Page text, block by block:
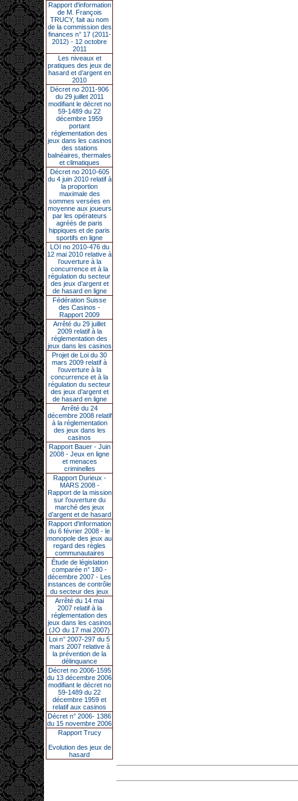
Rapport d'information
de M. François
TRUCY, fait au nom
de la commission des
finances n° 17 (2011-
2012) - 12 octobre
2011
Les niveaux et
pratiques des jeux de
hasard et d’argent en
2010
Décret no 2011-906
du 29 juillet 2011
modifiant le décret no
59-1489 du 22
décembre 1959
portant
réglementation des
jeux dans les casinos
des stations
balnéaires, thermales
et climatiques
Décret no 2010-605
du 4 juin 2010 relatif à
la proportion
maximale des
sommes versées en
moyenne aux joueurs
par les opérateurs
agréés de paris
hippiques et de paris
sportifs en ligne
LOI no 2010-476 du
12 mai 2010 relative à
l’ouverture à la
concurrence et à la
régulation du secteur
des jeux d’argent et
de hasard en ligne
Fédération Suisse
des Casinos -
Rapport 2009
Arrêté du 29 juillet
2009 relatif à la
réglementation des
jeux dans les casinos
Projet de Loi du 30
mars 2009 relatif à
l’ouverture à la
concurrence et à la
régulation du secteur
des jeux d’argent et
de hasard en ligne
Arrêté du 24
décembre 2008 relatif
à la réglementation
des jeux dans les
casinos
Rapport Bauer - Juin
2008 - Jeux en ligne
et menaces
criminelles
Rapport Durieux -
MARS 2008 -
Rapport de la mission
sur l’ouverture du
marché des jeux
d’argent et de hasard
Rapport d'information
du 6 février 2008 - le
monopole des jeux au
regard des règles
communautaires
Étude de législation
comparée n° 180 -
décembre 2007 - Les
instances de contrôle
du secteur des jeux
Arrêté du 14 mai
2007 relatif à la
réglementation des
jeux dans les casinos
(JO du 17 mai 2007)
Loi n° 2007-297 du 5
mars 2007 relative à
la prévention de la
délinquance
Décret no 2006-1595
du 13 décembre 2006
modifiant le décret no
59-1489 du 22
décembre 1959 et
relatif aux casinos
Décret n° 2006- 1386
du 15 novembre 2006
Rapport Trucy
Evolution des jeux de
hasard